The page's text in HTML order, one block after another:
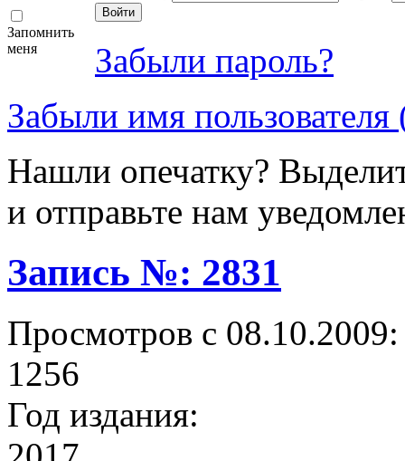
Запомнить
меня
Забыли пароль?
Забыли имя пользователя
Нашли опечатку?
и отправьте нам
Запись №: 2831
Просмотров с 08.10.2009:
1256
Год издания: